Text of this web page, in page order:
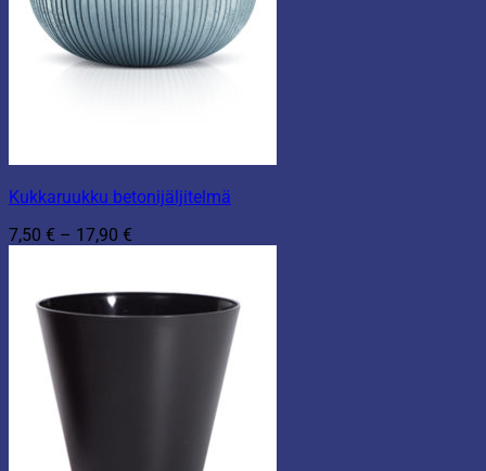
Kukkaruukku betonijäljitelmä
7,50 € – 17,90 €
17,90 €